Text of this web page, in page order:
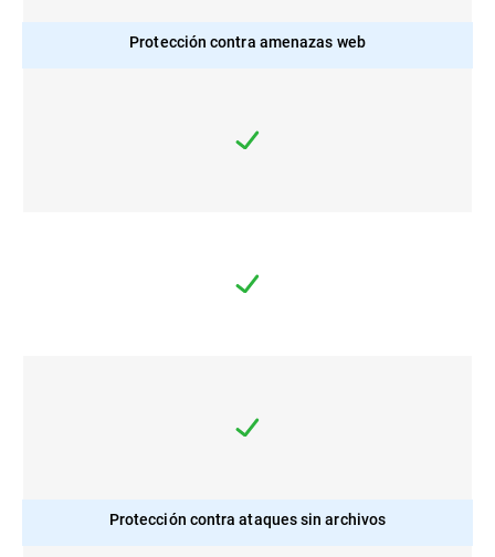
Protección contra amenazas web
Protección contra ataques sin archivos